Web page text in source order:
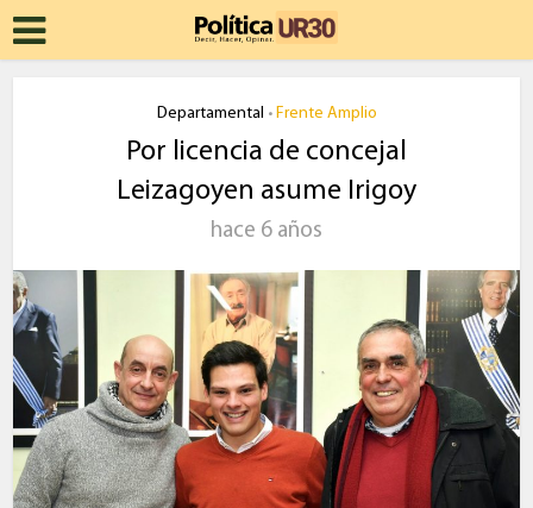
Departamental • Frente Amplio
Por licencia de concejal
Leizagoyen asume Irigoy
hace 6 años